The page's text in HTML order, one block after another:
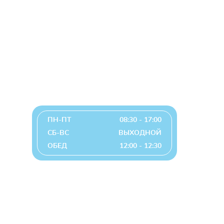
ПН-ПТ
08:30 - 17:00
СБ-ВС
ВЫХОДНОЙ
ОБЕД
12:00 - 12:30